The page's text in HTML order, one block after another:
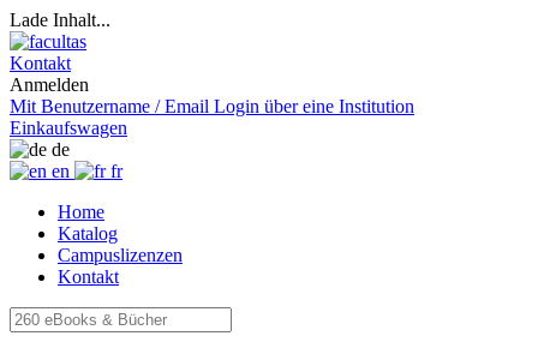
Lade Inhalt...
Kontakt
Anmelden
Mit Benutzername / Email Login über eine Institution
Einkaufswagen
de
en
fr
Home
Katalog
Campuslizenzen
Kontakt